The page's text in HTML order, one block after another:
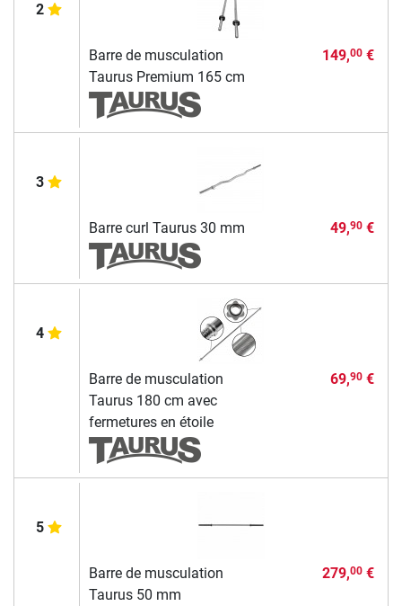
2
Barre de musculation
Taurus Premium 165 cm
149,00€
3
Barre curl Taurus 30 mm 49,90€
4
Barre de musculation
Taurus 180 cm avec
fermetures en étoile
69,90€
5
Barre de musculation
Taurus 50 mm
279,00€